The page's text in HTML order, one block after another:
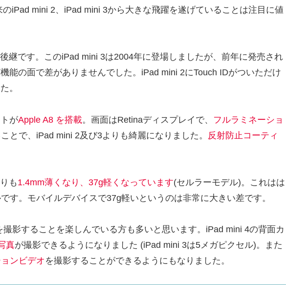
iPad mini 2、iPad mini 3から 大きな飛躍を遂げている ことは注目に値
継です。このiPad mini 3は2004年に登場しましたが、前年に発売され
能の面で差がありませんでした。iPad mini 2にTouch IDがついただけ
。
がApple A8 を搭載。画面はRetinaディスプレイで、 フルラミネーショ
とで、iPad mini 2及び3よりも綺麗になりました。 反射防止コーティ
も1.4mm薄くなり、37g軽くなっています(セルラーモデル)。これはは
す。モバイルデバイスで37g軽いというのは非常に大きい差です。
撮影することを楽しんでいる方も多いと思います。iPad mini 4の背面カ
真が撮影できるようになりました (iPad mini 3は5メガピクセル)。また
ンビデオを撮影することができるようにもなりました。